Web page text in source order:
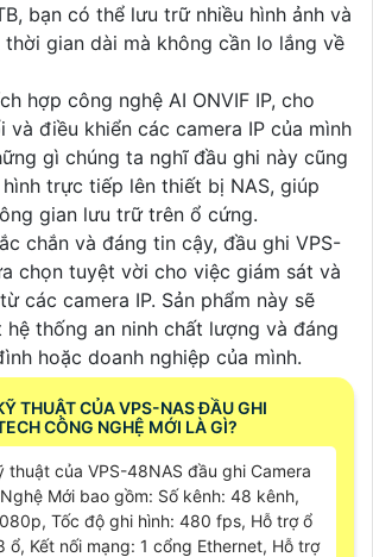
bạn có thể lưu trữ nhiều hình ảnh và
gian dài mà không cần lo lắng về
hợp công nghệ AI ONVIF IP, cho
và điều khiển các camera IP của mình
gì chúng ta nghĩ đầu ghi này cũng
trực tiếp lên thiết bị NAS, giúp
gian lưu trữ trên ổ cứng.
chắn và đáng tin cậy, đầu ghi VPS-
chọn tuyệt vời cho việc giám sát và
các camera IP. Sản phẩm này sẽ
thống an ninh chất lượng và đáng
hoặc doanh nghiệp của mình.
THUẬT CỦA VPS-NAS ĐẦU GHI
CÔNG NGHỆ MỚI LÀ GÌ?
thuật của VPS-48NAS đầu ghi Camera
Mới bao gồm: Số kênh: 48 kênh,
Tốc độ ghi hình: 480 fps, Hỗ trợ ổ
ổ, Kết nối mạng: 1 cổng Ethernet, Hỗ trợ